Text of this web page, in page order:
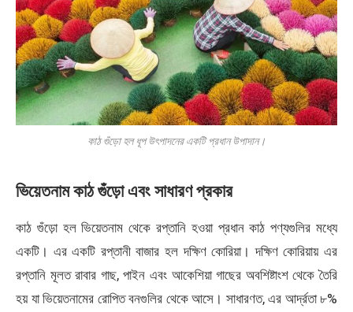
কাঠ গুঁড়ো হল ধূপ উৎপাদনের একটি প্রধান উপাদান।
ভিয়েতনাম কাঠ গুঁড়ো এবং সাধারণ প্রকার
কাঠ গুঁড়ো হল ভিয়েতনাম থেকে রপ্তানি হওয়া প্রধান কাঠ পণ্যগুলির মধ্যে
একটি। এর একটি রপ্তানী বাজার হল দক্ষিণ কোরিয়া। দক্ষিণ কোরিয়ায় এর
রপ্তানি মূলত রাবার গাছ, পাইন এবং আকেশিয়া গাছের অবশিষ্টাংশ থেকে তৈরি
হয় যা ভিয়েতনামের রোপিত বনগুলির থেকে আসে। সাধারণত, এর আর্দ্রতা ৮%